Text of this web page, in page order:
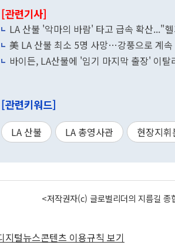
[관련기사]
LA 산불 '악마의 바람' 타고 급속 확산..."
美 LA 산불 최소 5명 사망…강풍으로 계속
바이든, LA산불에 '임기 마지막 출장' 이탈
[관련키워드]
LA 산불 LA 총영사관 현장지휘
<저작권자(c) 글로벌리더의 지름길
지털뉴스콘텐츠 이용규칙 보기